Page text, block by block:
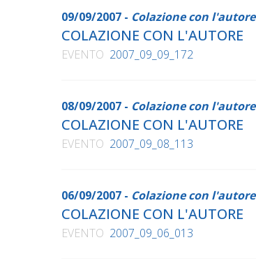
09/09/2007 - Colazione con l'autore
COLAZIONE CON L'AUTORE
EVENTO 2007_09_09_172
08/09/2007 - Colazione con l'autore
COLAZIONE CON L'AUTORE
EVENTO 2007_09_08_113
06/09/2007 - Colazione con l'autore
COLAZIONE CON L'AUTORE
EVENTO 2007_09_06_013